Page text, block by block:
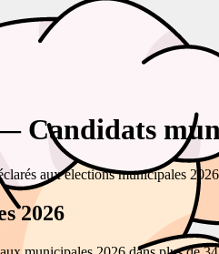
Candidats
aux élections municipales
2026